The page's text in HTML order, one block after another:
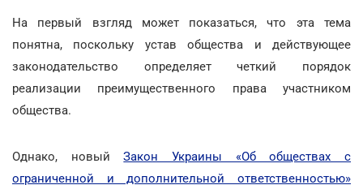
На первый взгляд может показаться, что эта тема
понятна, поскольку устав общества и действующее
законодательство определяет четкий порядок
реализации преимущественного права участником
общества.
Однако, новыйЗакон Украины «Об обществах с
ограниченной и дополнительной ответственностью»